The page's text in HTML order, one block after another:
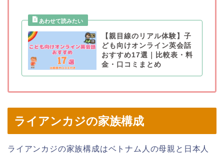
【親目線のリアル体験】子
ども向けオンライン英会話
おすすめ17選｜比較表・料
金・口コミまとめ
ライアンカジの家族構成
ライアンカジの家族構成はベトナム人の母親と日本人